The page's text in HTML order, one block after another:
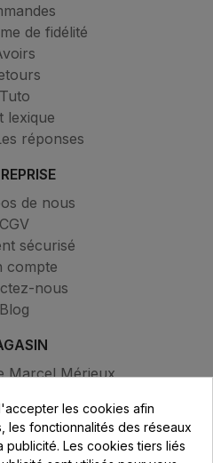
de fidélité
Tuto
lexique
réponses
de nous
CGV
sécurisé
compte
nous
Blog
Marcel Mérieux
Brignaisles cookies afin
les fonctionnalités des réseaux
Les cookies tiers liés